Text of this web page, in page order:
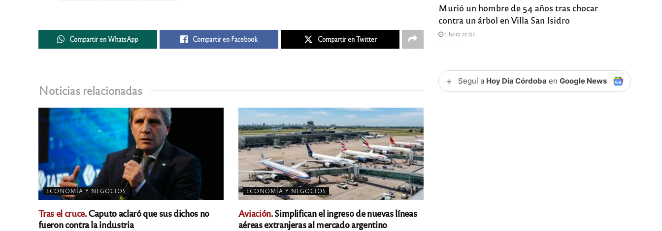
Compartir en WhatsApp Compartir en Facebook Compartir en Twitter
Noticias relacionadas
ECONOMÍA Y NEGOCIOS
Tras el cruce.Caputo aclaró que sus dichos no
fueron contra la industria
ECONOMÍA Y NEGOCIOS
Aviación.Simplifican el ingreso de nuevas líneas
aéreas extranjeras al mercado argentino
Murió un hombre de 54 años tras chocar
contra un árbol en Villa San Isidro
1 hora atrás
+ Seguí a Hoy Día Córdoba enGoogle News